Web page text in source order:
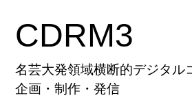
CDRM3
名芸大発領域横断的デジタル
企画・制作・発信